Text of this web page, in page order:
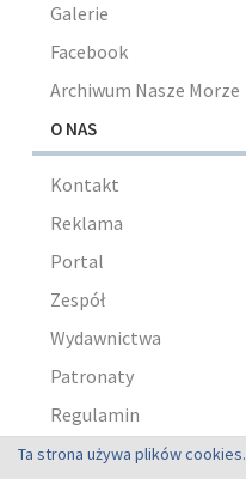
Galerie
Facebook
Archiwum Nasze Morze
O NAS
Kontakt
Reklama
Portal
Zespół
Wydawnictwa
Patronaty
Regulamin
Polityka prywatności
Ta strona używa plików cookies.